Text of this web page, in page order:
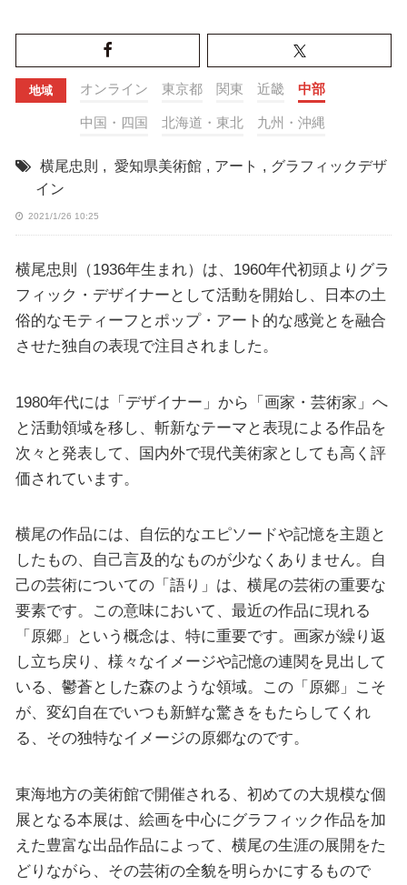
地域 オンライン 東京都 関東 近畿 中部
中国・四国 北海道・東北 九州・沖縄
横尾忠則 , 愛知県美術館 , アート , グラフィックデザ
イン
2021/1/26 10:25
横尾忠則（1936年生まれ）は、1960年代初頭よりグラ
フィック・デザイナーとして活動を開始し、日本の土
俗的なモティーフとポップ・アート的な感覚とを融合
させた独自の表現で注目されました。
1980年代には「デザイナー」から「画家・芸術家」へ
と活動領域を移し、斬新なテーマと表現による作品を
次々と発表して、国内外で現代美術家としても高く評
価されています。
横尾の作品には、自伝的なエピソードや記憶を主題と
したもの、自己言及的なものが少なくありません。自
己の芸術についての「語り」は、横尾の芸術の重要な
要素です。この意味において、最近の作品に現れる
「原郷」という概念は、特に重要です。画家が繰り返
し立ち戻り、様々なイメージや記憶の連関を見出して
いる、鬱蒼とした森のような領域。この「原郷」こそ
が、変幻自在でいつも新鮮な驚きをもたらしてくれ
る、その独特なイメージの原郷なのです。
東海地方の美術館で開催される、初めての大規模な個
展となる本展は、絵画を中心にグラフィック作品を加
えた豊富な出品作品によって、横尾の生涯の展開をた
どりながら、その芸術の全貌を明らかにするもので